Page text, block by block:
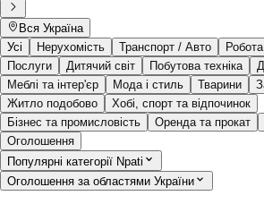
Вся Україна
Усі
Нерухомість Транспорт / Авто Робота
Послуги
Дитячий світ Побутова техніка
Меблі та інтер'єр
Мода і стиль Тварини
Житло подобово
Хобі, спорт та відпочинок
Бізнес та промисловість
Оренда та прокат
Оголошення
Популярні категорії Npati
Оголошення за областями України